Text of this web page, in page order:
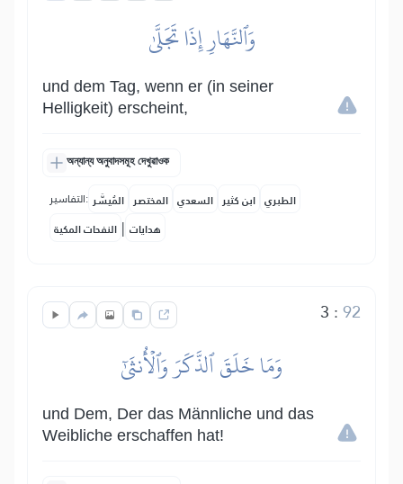
وَٱلنَّهَارِ إِذَا تَجَلَّىٰ
und dem Tag, wenn er (in seiner
Helligkeit) erscheint,
অন্যান্য অনুবাদসমূহ দেখুৱাওক
التفاسير: المُيسَّر المختصر السعدي ابن كثير الطبري
النفحات المكية | هدايات
3 :92
وَمَا خَلَقَ ٱلذَّكَرَ وَٱلۡأُنثَىٰٓ
und Dem, Der das Männliche und das
Weibliche erschaffen hat!